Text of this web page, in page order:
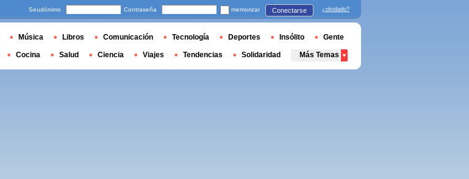
Seudónimo Contraseña memorizar Conectarse ¿olvidado?
Música Libros Comunicación Tecnología Deportes Insólito Gente
Cocina Salud Ciencia Viajes Tendencias Solidaridad Más Temas